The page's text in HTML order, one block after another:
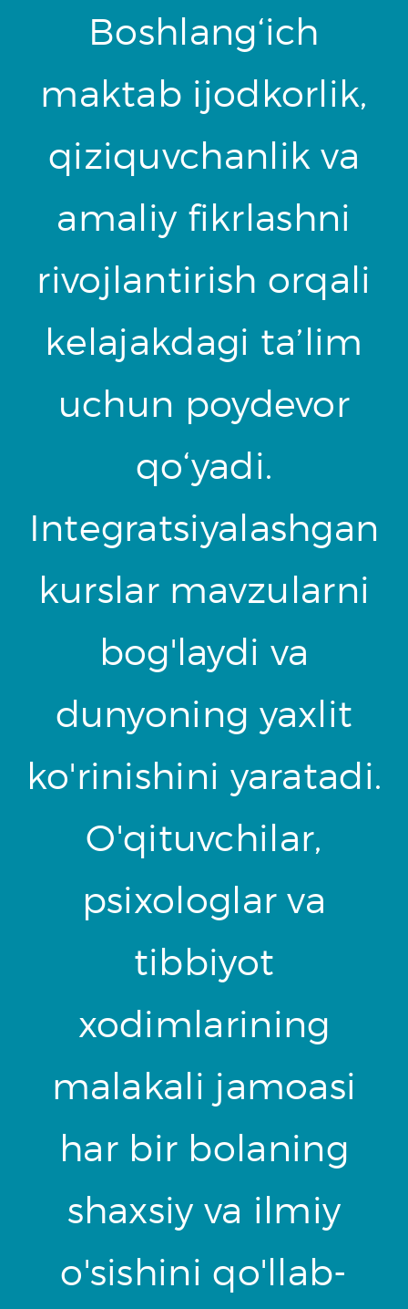
Boshlang‘ich
maktab ijodkorlik,
qiziquvchanlik va
amaliy fikrlashni
rivojlantirish orqali
kelajakdagi ta’lim
uchun poydevor
qo‘yadi.
Integratsiyalashgan
kurslar mavzularni
bog'laydi va
dunyoning yaxlit
ko'rinishini yaratadi.
O'qituvchilar,
psixologlar va
tibbiyot
xodimlarining
malakali jamoasi
har bir bolaning
shaxsiy va ilmiy
o'sishini qo'llab-